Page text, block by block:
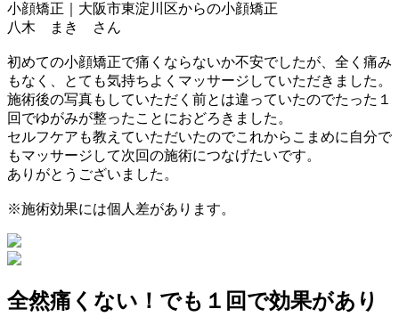
小顔矯正｜大阪市東淀川区からの小顔矯正
八木 まき さん
初めての小顔矯正で痛くならないか不安でしたが、全く痛み
もなく、とても気持ちよくマッサージしていただきました。
施術後の写真もしていただく前とは違っていたのでたった１
回でゆがみが整ったことにおどろきました。
セルフケアも教えていただいたのでこれからこまめに自分で
もマッサージして次回の施術につなげたいです。
ありがとうございました。
※施術効果には個人差があります。
全然痛くない！でも１回で効果があり